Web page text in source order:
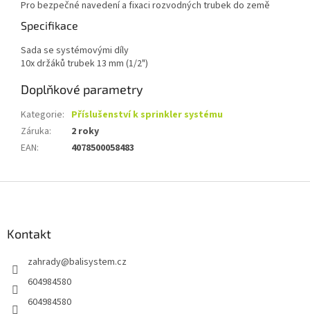
Pro bezpečné navedení a fixaci rozvodných trubek do země
Specifikace
Sada se systémovými díly
10x držáků trubek 13 mm (1/2")
Doplňkové parametry
Kategorie: Příslušenství k sprinkler systému
Záruka:
2 roky
EAN: 4078500058483
Kontakt
zahrady@balisystem.cz
604984580
604984580